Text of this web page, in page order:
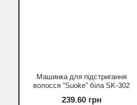
Машинка для підстригання
волосся "Suoke" біла SK-302
239.60 грн